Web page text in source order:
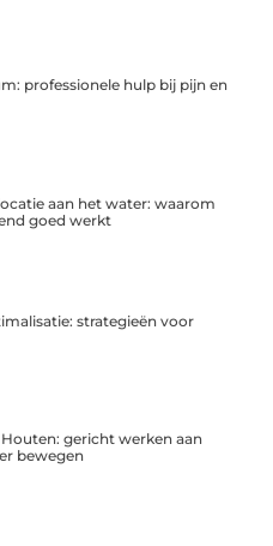
professionele hulp bij pijn en
aan het water: waarom
goed werkt
strategieën voor
gericht werken aan
bewegen